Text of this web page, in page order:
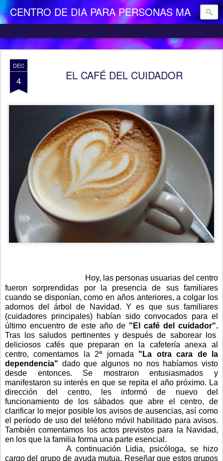
CENTRO DE DIA PARA PERSONAS MAYORES DEPENDIENTES "LA CAMOCHA"
DEC
4 EL CAFÉ DEL CUIDADOR
Hoy, las personas usuarias del centro
fueron sorprendidas por la presencia de sus familiares
cuando se disponían, como en años anteriores, a colgar los
adornos del árbol de Navidad. Y es que sus familiares
(cuidadores principales) habían sido convocados para el
último encuentro de este año de "El café del cuidador".
Tras los saludos pertinentes y después de saborear los
deliciosos cafés que preparan en la cafetería anexa al
centro, comentamos la 2ª jornada
"La otra cara de la
dependencia" dado que algunos no nos habíamos visto
desde entonces. Se mostraron entusiasmados y
manifestaron su interés en que se repita el año próximo. La
dirección del centro, les informó de nuevo del
funcionamiento de los sábados que abre el centro, de
clarificar lo mejor posible los avisos de ausencias, así como
el período de uso del teléfono móvil habilitado para avisos.
También comentamos los actos previstos para la Navidad,
en los que la familia forma una parte esencial.
A continuación Lidia, psicóloga, se hizo
cargo del grupo de ayuda mutua. Reseñar que estos grupos